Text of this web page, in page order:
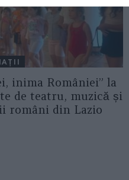
inima României” la
de teatru, muzică și
români din Lazio